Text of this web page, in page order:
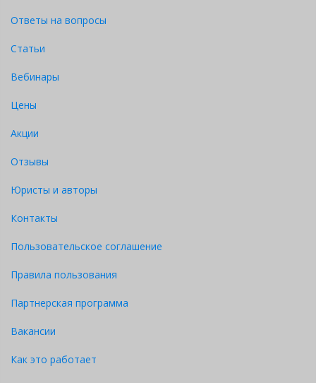
Ответы на вопросы
Статьи
Вебинары
Цены
Акции
Отзывы
Юристы и авторы
Контакты
Пользовательское соглашение
Правила пользования
Партнерская программа
Вакансии
Как это работает